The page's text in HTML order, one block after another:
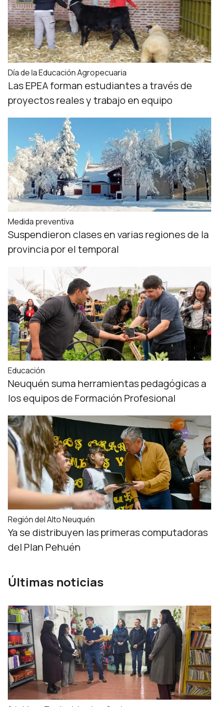
Día de la Educación Agropecuaria
Las EPEA forman estudiantes a través de
proyectos reales y trabajo en equipo
Medida preventiva
Suspendieron clases en varias regiones de la
provincia por el temporal
Educación
Neuquén suma herramientas pedagógicas a
los equipos de Formación Profesional
Región del Alto Neuquén
Ya se distribuyen las primeras computadoras
del Plan Pehuén
Últimas noticias